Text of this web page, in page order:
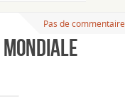
Pas de commentaire